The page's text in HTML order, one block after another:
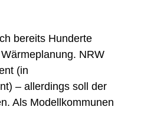
bereits Hunderte
NRW
(in
– allerdings soll der
Als Modellkommunen